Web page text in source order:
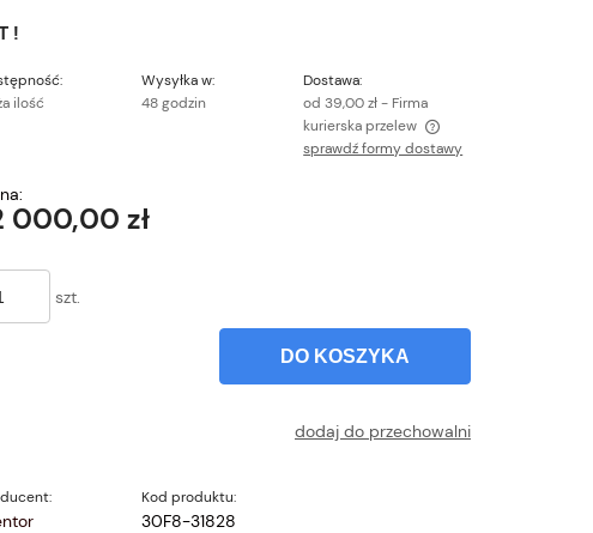
ilość
Wysyłka w:
48 godzin
Dostawa:
od 39,00 zł - Firma
kurierska przelew
sprawdź formy dostawy
000,00 zł
szt.
DO KOSZYKA
dodaj do przechowalni
Kod produktu:
30F8-31828